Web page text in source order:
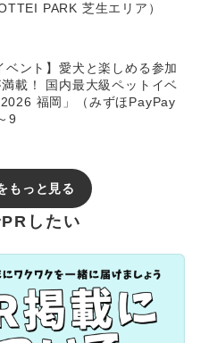
PARK 芝生エリア）
ベント】愛犬と楽しめる参加
載！ 国内最大級ペットイベ
福岡」（みずほPayPay
9
もっと見る
したい